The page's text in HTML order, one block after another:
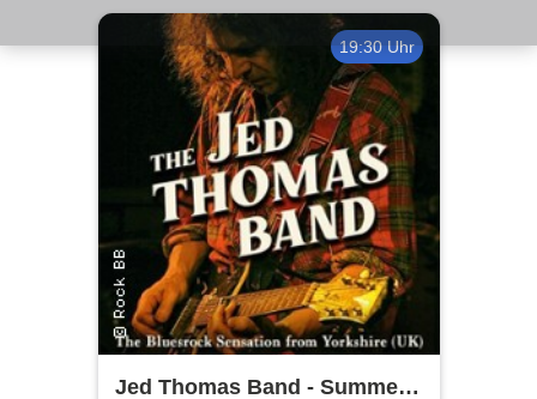
19:30 Uhr
Jed Thomas Band - Summer